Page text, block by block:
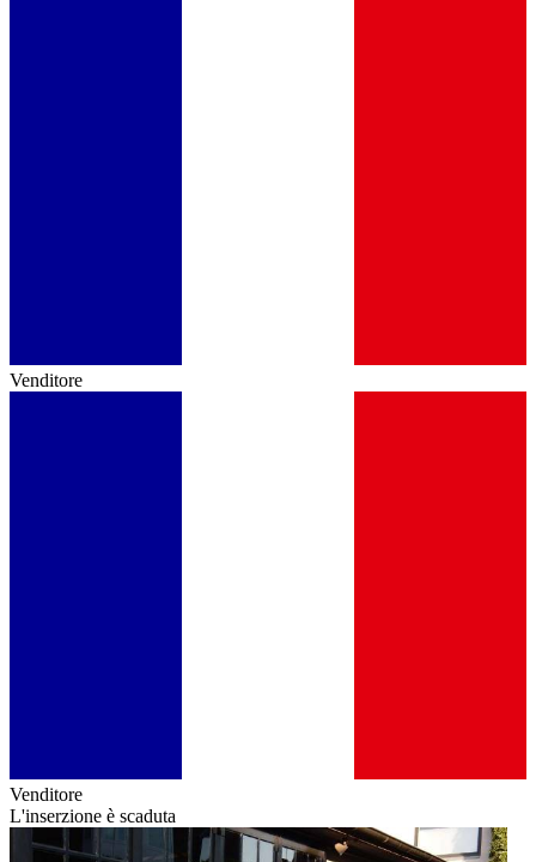
Venditore
Venditore
L'inserzione è scaduta